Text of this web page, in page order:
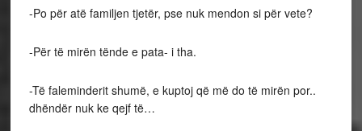
-Po për atë familjen tjetër, pse nuk mendon si për vete?
-Për të mirën tënde e pata- i tha.
-Të faleminderit shumë, e kuptoj që më do të mirën por..
dhëndër nuk ke qejf të…